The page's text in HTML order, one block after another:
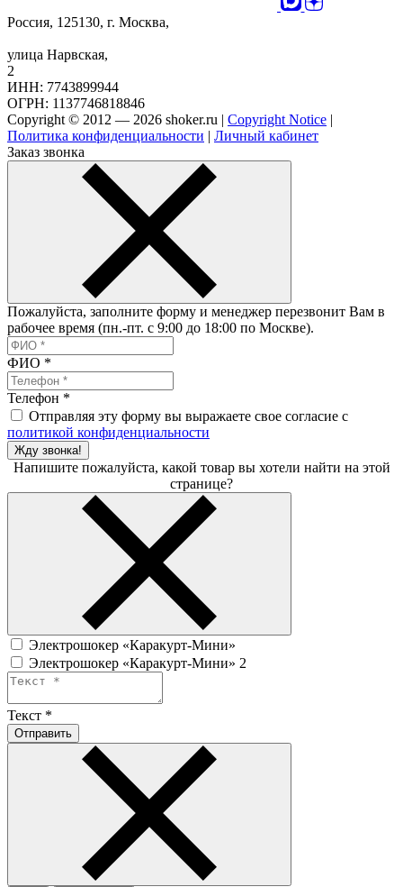
Россия, 125130, г. Москва,
улица Нарвская,
2
ИНН: 7743899944
ОГРН: 1137746818846
Copyright © 2012 — 2026 shoker.ru | Copyright Notice |
Политика конфиденциальности | Личный кабинет
Заказ звонка
Пожалуйста, заполните форму и менеджер перезвонит Вам в
рабочее время (пн.-пт. с 9:00 до 18:00 по Москве).
ФИО *
Телефон *
Отправляя эту форму вы выражаете свое согласие с
политикой конфиденциальности
Жду звонка!
Напишите пожалуйста, какой товар вы хотели найти на этой
странице?
Электрошокер «Каракурт-Мини»
Электрошокер «Каракурт-Мини» 2
Текст *
Отправить